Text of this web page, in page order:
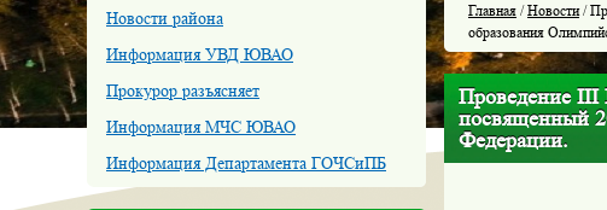
Новости района
Информация УВД ЮВАО
Прокурор разъясняет
Информация МЧС ЮВАО
Информация Департамента ГОЧСиПБ
Главная /Новости/
образования
Проведение III
посвященный
Федерации.